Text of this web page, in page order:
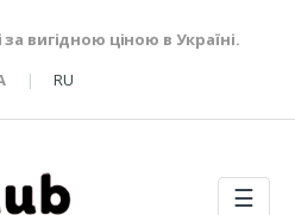
за вигідною ціною в Україні.
RU
☰